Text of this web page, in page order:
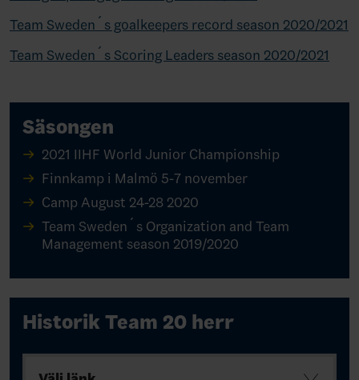
Team Sweden´s goalkeepers record season 2020/2021
Team Sweden´s Scoring Leaders season 2020/2021
Säsongen
2021 IIHF World Junior Championship
Finnkamp i Malmö 5-7 november
Camp August 24-28 2020
Team Sweden´s Organization and Team
Management season 2019/2020
Historik Team 20 herr